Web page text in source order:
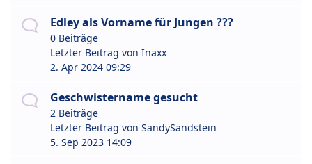
Edley als Vorname für Jungen ???
0 Beiträge
Letzter Beitrag von Inaxx
2. Apr 2024 09:29
Geschwistername gesucht
2 Beiträge
Letzter Beitrag von SandySandstein
5. Sep 2023 14:09